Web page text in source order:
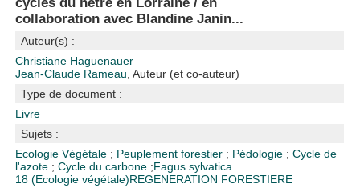
collaboration avec Blandine Janin...
Auteur(s) :
Christiane Haguenauer
Jean-Claude Rameau , Auteur (et co-auteur)
Type de document :
Livre
Sujets :
Ecologie Végétale ; Peuplement forestier ; Pédologie ;Cycle de
l'azote ;Cycle du carbone ;Fagus sylvatica
18 (Ecologie végétale)REGENERATION FORESTIERE